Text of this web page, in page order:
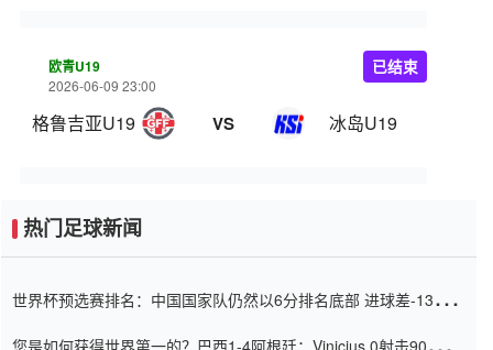
欧青U19
2026-06-09 23:00
格鲁吉亚U19 VS 冰岛U19
已结束
热门足球新闻
世界杯预选赛排名：中国国家队仍然以6分排名底部 进球差-13令人
您是如何获得世界第一的？巴西1-4阿根廷：Vinicius 0射击90分钟